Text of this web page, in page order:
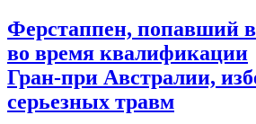
Ферстаппен, попавший
во время квалификации
Гран‑при Австралии,
серьезных травм